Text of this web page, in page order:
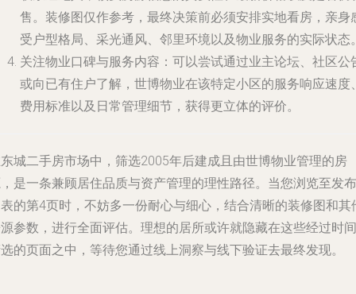
售。 装修图仅作参考，最终决策前必须安排实地看房 ，亲身
受户型格局、采光通风、邻里环境以及物业服务的实际状态
关注物业口碑与服务内容 ：可以尝试通过业主论坛、社区公
或向已有住户了解，世博物业在该特定小区的服务响应速度
费用标准以及日常管理细节，获得更立体的评价。
城二手房市场中，筛选2005年后建成且由世博物业管理的房
是一条兼顾居住品质与资产管理的理性路径。当您浏览至发布
的第4页时，不妨多一份耐心与细心，结合清晰的装修图和其
参数，进行全面评估。理想的居所或许就隐藏在这些经过时间
的页面之中，等待您通过线上洞察与线下验证去最终发现。